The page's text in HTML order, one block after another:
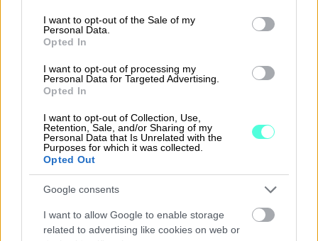
consent section.
I want to opt-out of the Sale of my
Personal Data.
Opted In
I want to opt-out of processing my
Personal Data for Targeted Advertising.
Opted In
I want to opt-out of Collection, Use,
Retention, Sale, and/or Sharing of my
Personal Data that Is Unrelated with the
Purposes for which it was collected.
Opted Out
Google consents
I want to allow Google to enable storage
related to advertising like cookies on web or
Tilitoimisto
Finago Maksuvahti, Finago Procountor